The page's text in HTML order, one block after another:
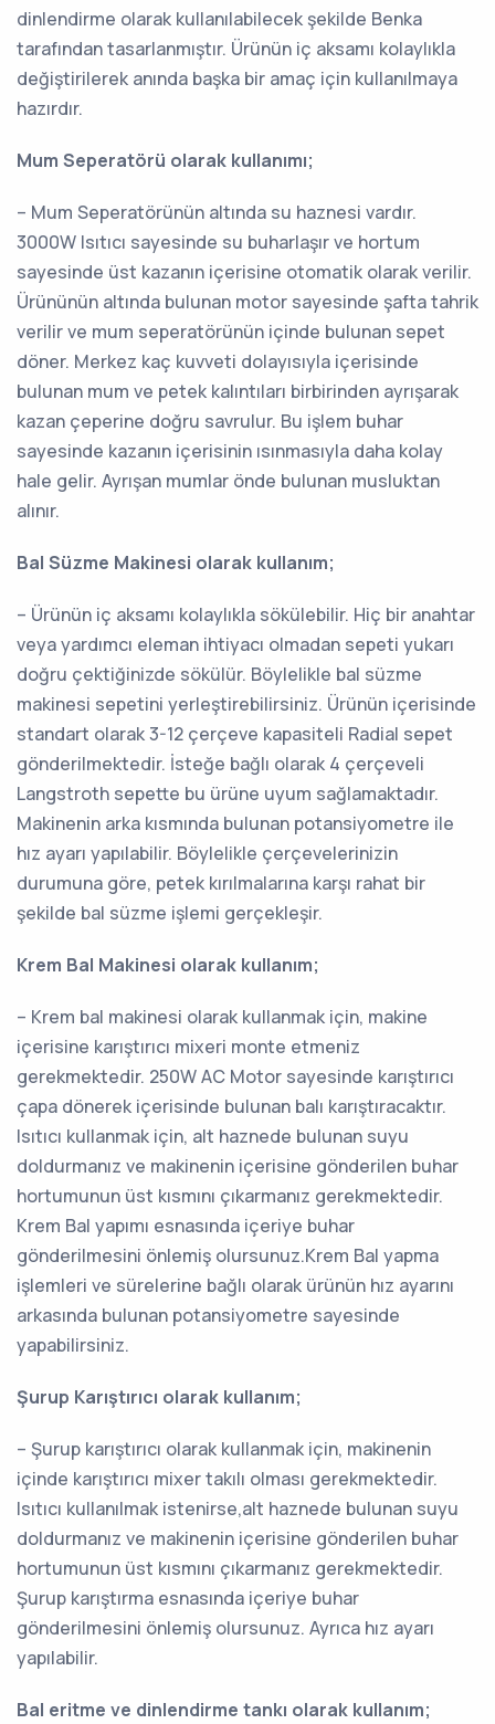
dinlendirme olarak kullanılabilecek şekilde Benka
tarafından tasarlanmıştır. Ürünün iç aksamı kolaylıkla
değiştirilerek anında başka bir amaç için kullanılmaya
hazırdır.
Mum Seperatörü olarak kullanımı;
– Mum Seperatörünün altında su haznesi vardır.
3000W Isıtıcı sayesinde su buharlaşır ve hortum
sayesinde üst kazanın içerisine otomatik olarak verilir.
Ürününün altında bulunan motor sayesinde şafta tahrik
verilir ve mum seperatörünün içinde bulunan sepet
döner. Merkez kaç kuvveti dolayısıyla içerisinde
bulunan mum ve petek kalıntıları birbirinden ayrışarak
kazan çeperine doğru savrulur. Bu işlem buhar
sayesinde kazanın içerisinin ısınmasıyla daha kolay
hale gelir. Ayrışan mumlar önde bulunan musluktan
alınır.
Bal Süzme Makinesi olarak kullanım;
– Ürünün iç aksamı kolaylıkla sökülebilir. Hiç bir anahtar
veya yardımcı eleman ihtiyacı olmadan sepeti yukarı
doğru çektiğinizde sökülür. Böylelikle bal süzme
makinesi sepetini yerleştirebilirsiniz. Ürünün içerisinde
standart olarak 3-12 çerçeve kapasiteli Radial sepet
gönderilmektedir. İsteğe bağlı olarak 4 çerçeveli
Langstroth sepette bu ürüne uyum sağlamaktadır.
Makinenin arka kısmında bulunan potansiyometre ile
hız ayarı yapılabilir. Böylelikle çerçevelerinizin
durumuna göre, petek kırılmalarına karşı rahat bir
şekilde bal süzme işlemi gerçekleşir.
Krem Bal Makinesi olarak kullanım;
– Krem bal makinesi olarak kullanmak için, makine
içerisine karıştırıcı mixeri monte etmeniz
gerekmektedir. 250W AC Motor sayesinde karıştırıcı
çapa dönerek içerisinde bulunan balı karıştıracaktır.
Isıtıcı kullanmak için, alt haznede bulunan suyu
doldurmanız ve makinenin içerisine gönderilen buhar
hortumunun üst kısmını çıkarmanız gerekmektedir.
Krem Bal yapımı esnasında içeriye buhar
gönderilmesini önlemiş olursunuz.Krem Bal yapma
işlemleri ve sürelerine bağlı olarak ürünün hız ayarını
arkasında bulunan potansiyometre sayesinde
yapabilirsiniz.
Şurup Karıştırıcı olarak kullanım;
– Şurup karıştırıcı olarak kullanmak için, makinenin
içinde karıştırıcı mixer takılı olması gerekmektedir.
Isıtıcı kullanılmak istenirse,alt haznede bulunan suyu
doldurmanız ve makinenin içerisine gönderilen buhar
hortumunun üst kısmını çıkarmanız gerekmektedir.
Şurup karıştırma esnasında içeriye buhar
gönderilmesini önlemiş olursunuz. Ayrıca hız ayarı
yapılabilir.
Bal eritme ve dinlendirme tankı olarak kullanım;